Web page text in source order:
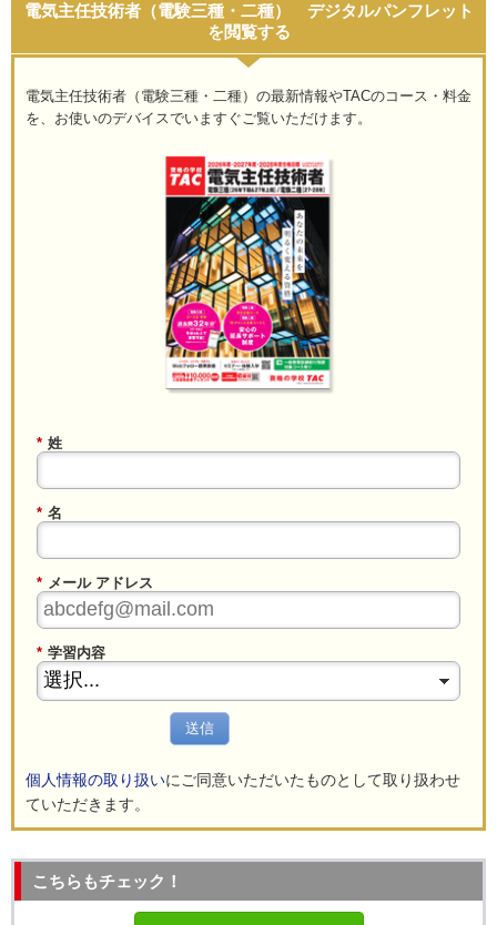
電気主任技術者（電験三種・二種） デジタルパンフレット
を閲覧する
電気主任技術者（電験三種・二種）の最新情報やTACのコース・料金
を、お使いのデバイスでいますぐご覧いただけます。
* 姓
* 名
* メール アドレス
* 学習内容
送信
個人情報の取り扱いにご同意いただいたものとして取り扱わせ
ていただきます。
こちらもチェック！